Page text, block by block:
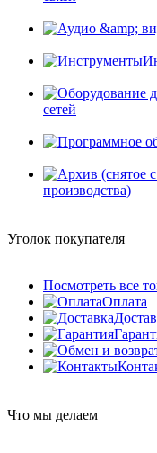
сетей
производства)
Уголок покупателя
Посмотреть все
Оплата
Что мы делаем